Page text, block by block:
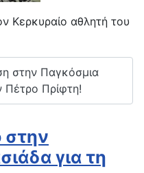
Κερκυραίο αθλητή του
στην Παγκόσμια
Πέτρο Πρίφτη!
στην
για τη